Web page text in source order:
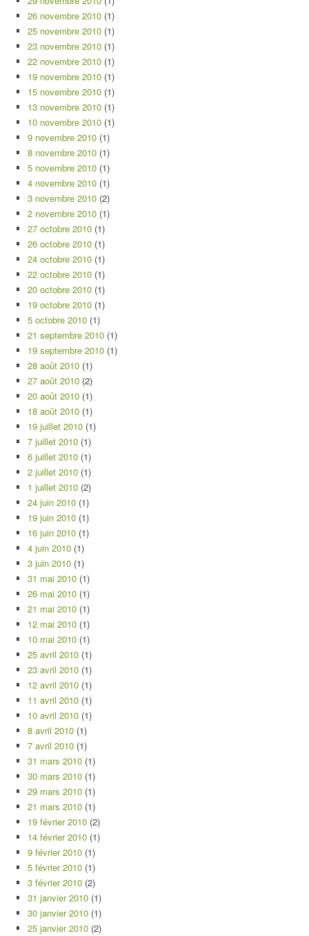
26 novembre 2010 (1)
25 novembre 2010 (1)
23 novembre 2010 (1)
22 novembre 2010 (1)
19 novembre 2010 (1)
15 novembre 2010 (1)
13 novembre 2010 (1)
10 novembre 2010 (1)
9 novembre 2010 (1)
8 novembre 2010 (1)
5 novembre 2010 (1)
4 novembre 2010 (1)
3 novembre 2010 (2)
2 novembre 2010 (1)
27 octobre 2010 (1)
26 octobre 2010 (1)
24 octobre 2010 (1)
22 octobre 2010 (1)
20 octobre 2010 (1)
19 octobre 2010 (1)
5 octobre 2010 (1)
21 septembre 2010 (1)
19 septembre 2010 (1)
28 août 2010 (1)
27 août 2010 (2)
20 août 2010 (1)
18 août 2010 (1)
19 juillet 2010 (1)
7 juillet 2010 (1)
6 juillet 2010 (1)
2 juillet 2010 (1)
1 juillet 2010 (2)
24 juin 2010 (1)
19 juin 2010 (1)
16 juin 2010 (1)
4 juin 2010 (1)
3 juin 2010 (1)
31 mai 2010 (1)
26 mai 2010 (1)
21 mai 2010 (1)
12 mai 2010 (1)
10 mai 2010 (1)
25 avril 2010 (1)
23 avril 2010 (1)
12 avril 2010 (1)
11 avril 2010 (1)
10 avril 2010 (1)
8 avril 2010 (1)
7 avril 2010 (1)
31 mars 2010 (1)
30 mars 2010 (1)
29 mars 2010 (1)
21 mars 2010 (1)
19 février 2010 (2)
14 février 2010 (1)
9 février 2010 (1)
5 février 2010 (1)
3 février 2010 (2)
31 janvier 2010 (1)
30 janvier 2010 (1)
25 janvier 2010 (2)